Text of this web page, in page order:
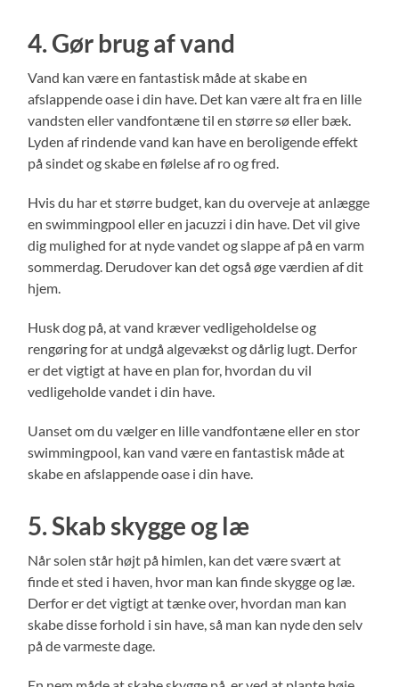
4. Gør brug af vand
Vand kan være en fantastisk måde at skabe en
afslappende oase i din have. Det kan være alt fra en lille
vandsten eller vandfontæne til en større sø eller bæk.
Lyden af rindende vand kan have en beroligende effekt
på sindet og skabe en følelse af ro og fred.
Hvis du har et større budget, kan du overveje at anlægge
en swimmingpool eller en jacuzzi i din have. Det vil give
dig mulighed for at nyde vandet og slappe af på en varm
sommerdag. Derudover kan det også øge værdien af dit
hjem.
Husk dog på, at vand kræver vedligeholdelse og
rengøring for at undgå algevækst og dårlig lugt. Derfor
er det vigtigt at have en plan for, hvordan du vil
vedligeholde vandet i din have.
Uanset om du vælger en lille vandfontæne eller en stor
swimmingpool, kan vand være en fantastisk måde at
skabe en afslappende oase i din have.
5. Skab skygge og læ
Når solen står højt på himlen, kan det være svært at
finde et sted i haven, hvor man kan finde skygge og læ.
Derfor er det vigtigt at tænke over, hvordan man kan
skabe disse forhold i sin have, så man kan nyde den selv
på de varmeste dage.